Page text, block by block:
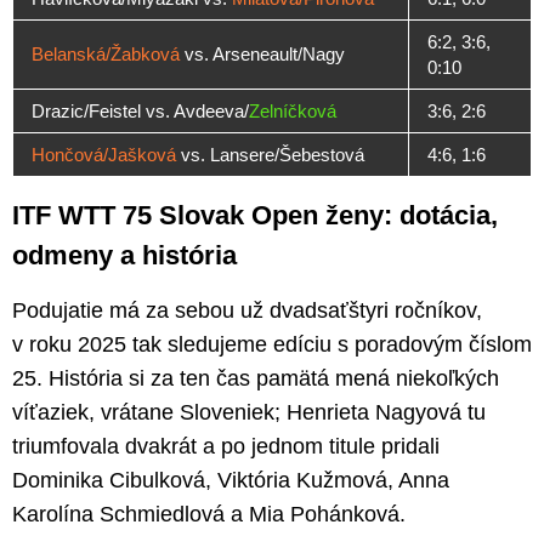
Belanská/Žabková vs. Arseneault/Nagy
6:2, 3:6,
0:10
Drazic/Feistel vs. Avdeeva/Zelníčková 3:6, 2:6
Hončová/Jašková vs. Lansere/Šebestová 4:6, 1:6
ITF WTT 75 Slovak Open ženy: dotácia,
odmeny a história
Podujatie má za sebou už dvadsaťštyri ročníkov,
v roku 2025 tak sledujeme edíciu s poradovým číslom
25. História si za ten čas pamätá mená niekoľkých
víťaziek, vrátane Sloveniek; Henrieta Nagyová tu
triumfovala dvakrát a po jednom titule pridali
Dominika Cibulková, Viktória Kužmová, Anna
Karolína Schmiedlová a Mia Pohánková.